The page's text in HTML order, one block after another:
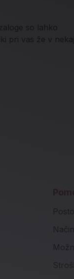
so lahko
pri vas že v nekaj